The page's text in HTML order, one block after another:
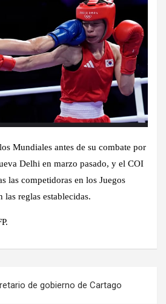
Mundiales antes de su combate por
Delhi en marzo pasado, y el COI
las competidoras en los Juegos
reglas establecidas.
de gobierno de Cartago